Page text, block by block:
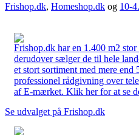
Frishop.dk, Homeshop.dk og 10-
Frishop.dk har en 1.400 m2
derudover sælger de til hele
et stort sortiment med mere
professionel rådgivning over
af E-mærket. Klik her for at se
Se udvalget på Frishop.dk